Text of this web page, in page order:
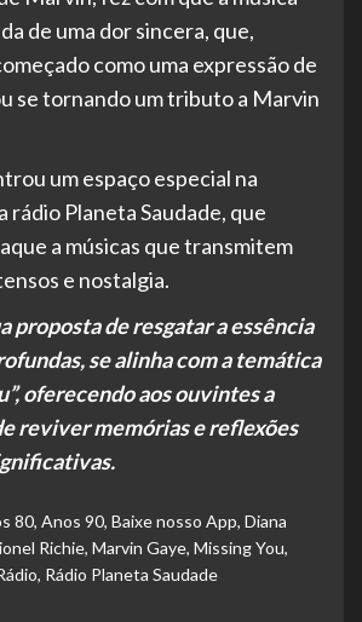
de uma dor sincera, que,
como uma expressão de
se tornando um tributo a Marvin
um espaço especial na
rádio Planeta Saudade, que
a músicas que transmitem
e nostalgia.
proposta de resgatar a essência
se alinha com a temática
oferecendo aos ouvintes a
reviver memórias e reflexões
80, Anos 90, Baixe nosso App, Diana
Richie, Marvin Gaye, Missing You,
, Rádio Planeta Saudade